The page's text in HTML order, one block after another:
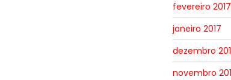
fevereiro 2017
janeiro 2017
dezembro
novembro